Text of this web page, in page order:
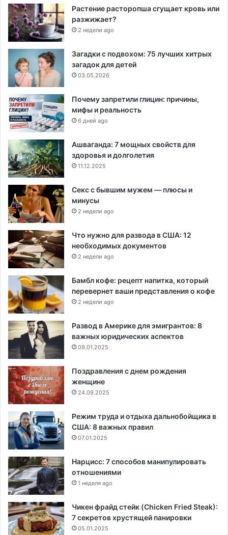
Растение расторопша сгущает кровь или
разжижает?
2 недели ago
Загадки с подвохом: 75 лучших хитрых
загадок для детей
03.05.2026
Почему запретили глицин: причины,
мифы и реальность
6 дней ago
Ашваганда: 7 мощных свойств для
здоровья и долголетия
11.12.2025
Секс с бывшим мужем — плюсы и
минусы
2 недели ago
Что нужно для развода в США: 12
необходимых документов
2 недели ago
Бамбл кофе: рецепт напитка, который
перевернет ваши представления о кофе
2 недели ago
Развод в Америке для эмигрантов: 8
важных юридических аспектов
09.01.2025
Поздравления с днем рождения
женщине
24.09.2025
Режим труда и отдыха дальнобойщика в
США: 8 важных правил
07.01.2025
Нарцисс: 7 способов манипулировать
отношениями
1 неделя ago
Чикен фрайд стейк (Chicken Fried Steak):
7 секретов хрустящей панировки
05.01.2025